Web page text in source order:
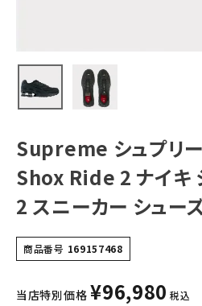
Tシャツ・ロングスリーブ
パーカー・トレーナー
キャップ・ハット
ニット帽・ビーニー
その他バッグ類
スニーカー・ブーツ
Supreme シュプリ
Shox Ride 2 ナイキ
2 スニーカー シュー
商品番号 169157468
当店特別価格 ¥96,980 税込